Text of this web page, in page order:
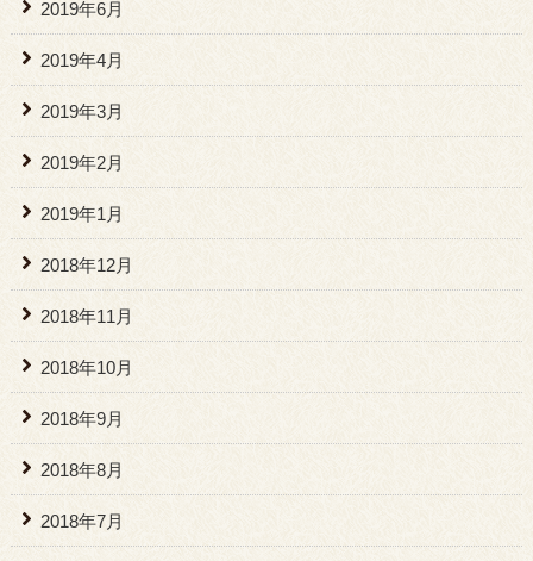
2019年6月
2019年4月
2019年3月
2019年2月
2019年1月
2018年12月
2018年11月
2018年10月
2018年9月
2018年8月
2018年7月